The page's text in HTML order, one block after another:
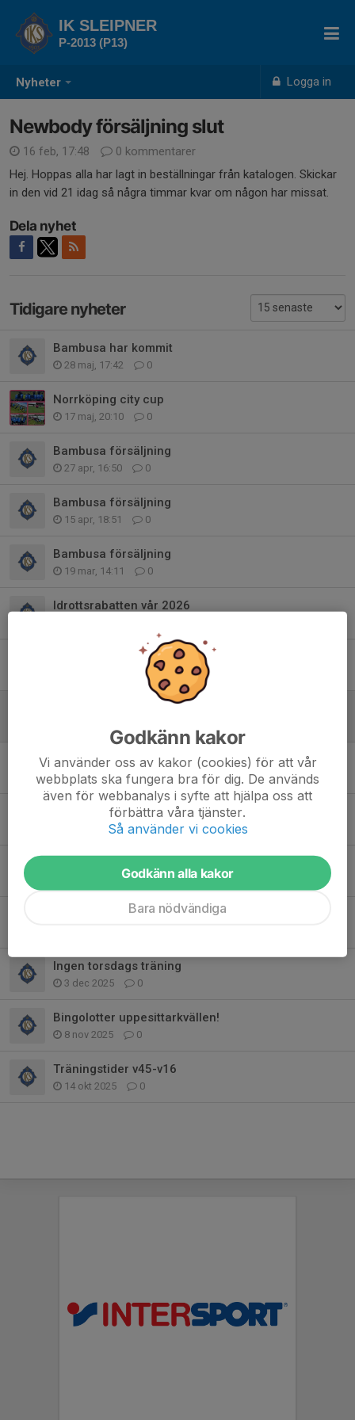
Nyheter Logga in
IK SLEIPNER
P-2013 (P13)
Newbody försäljning slut
16 feb, 17:48
0 kommentarer
Hej. Hoppas alla har lagt in beställningar från katalogen. Skickar
in den vid 21 idag så några timmar kvar om någon har missat.
Dela nyhet
Tidigare nyheter
Bambusa har kommit
28 maj, 17:42 0
Norrköping city cup
17 maj, 20:10 0
Bambusa försäljning
27 apr, 16:50 0
Bambusa försäljning
15 apr, 18:51 0
Bambusa försäljning
19 mar, 14:11 0
Idrottsrabatten vår 2026
Newbody leverans
0
Newbody försäljning slut
Info
10 feb, 18:49 0
Medlems- och aktivitetsavgift för 2026
25 jan, 19:14 0
0
Ingen torsdags träning
3 dec 2025 0
Bingolotter uppesittarkvällen!
8 nov 2025 0
Träningstider v45-v16
14 okt 2025 0
Godkänn kakor
Vi använder oss av kakor (cookies) för att vår
webbplats ska fungera bra för dig. De används
även för webbanalys i syfte att hjälpa oss att
förbättra våra tjänster.
Så använder vi cookies
Godkänn alla kakor
Bara nödvändiga